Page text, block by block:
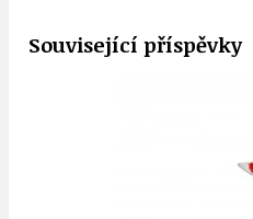
Související příspěvky